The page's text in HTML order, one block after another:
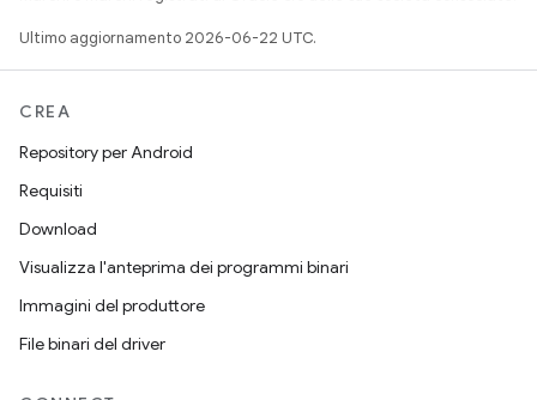
Ultimo aggiornamento 2026-06-22 UTC.
CREA
Repository per Android
Requisiti
Download
Visualizza l'anteprima dei programmi binari
Immagini del produttore
File binari del driver